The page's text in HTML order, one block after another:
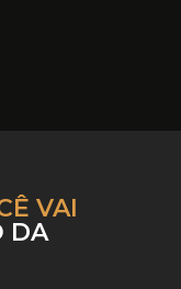
VAI
DA